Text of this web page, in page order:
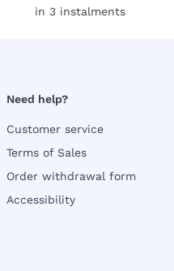
in 3 instalments
Need help?
Customer service
Terms of Sales
Order withdrawal form
Accessibility